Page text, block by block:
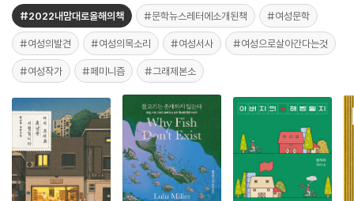
#2022내맘대로올해의책 #문학뉴스레터에소개된책 #여성문학
#여성의발견 #여성의목소리 #여성서사 #여성으로살아간다는것
#여성작가 #페미니즘 #그래제본소